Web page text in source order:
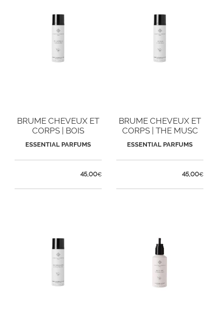
BRUME CHEVEUX ET
CORPS | BOIS
IMPERIAL
ESSENTIAL PARFUMS
45,00€
BRUME CHEVEUX ET
CORPS | THE MUSC
ESSENTIAL PARFUMS
45,00€